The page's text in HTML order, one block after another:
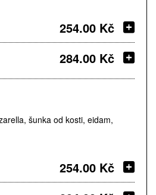
254.00 Kč
284.00 Kč
šunka od kosti, eidam,
254.00 Kč